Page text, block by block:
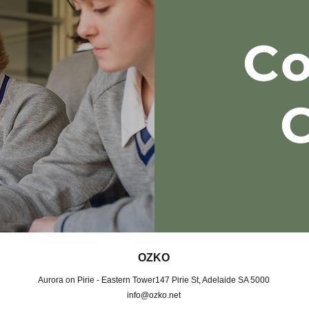
OZKO
Aurora on Pirie - Eastern Tower147 Pirie St, Adelaide SA 5000
info@ozko.net